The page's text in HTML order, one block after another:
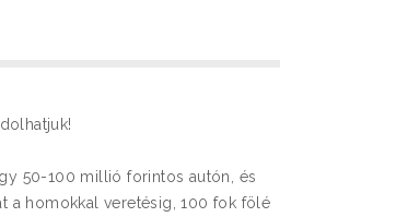
50-100 millió forintos autón, és
a homokkal veretésig, 100 fok fölé